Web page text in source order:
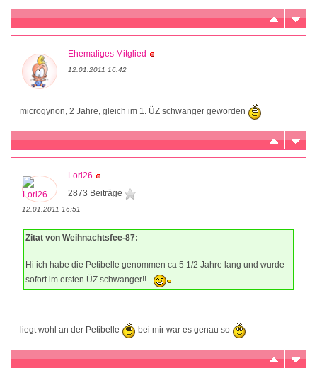
Ehemaliges Mitglied
12.01.2011 16:42
microgynon, 2 Jahre, gleich im 1. ÜZ schwanger geworden
Lori26
2873 Beiträge
12.01.2011 16:51
Zitat von Weihnachtsfee-87:
Hi ich habe die Petibelle genommen ca 5 1/2 Jahre lang und wurde
sofort im ersten ÜZ schwanger!!
liegt wohl an der Petibelle bei mir war es genau so